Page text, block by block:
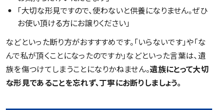
「大切な形見ですので、使わないと供養になりません。ぜひ
お使い頂ける方にお譲りください」
などといった断り方がおすすすめです。「いらないです」や「な
んで私が頂くことになったのですか」などといった言葉は、遺
族を傷つけてしまうことになりかねません。遺族にとって大切
な形見であることを忘れず、丁寧にお断りしましょう。